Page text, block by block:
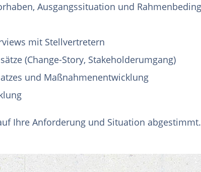
Ausgangssituation und
mit Stellvertretern
(Change-Story, Stakeholderumgang)
und Maßnahmenentwicklung
Ihre Anforderung und Situation abgestimmt.